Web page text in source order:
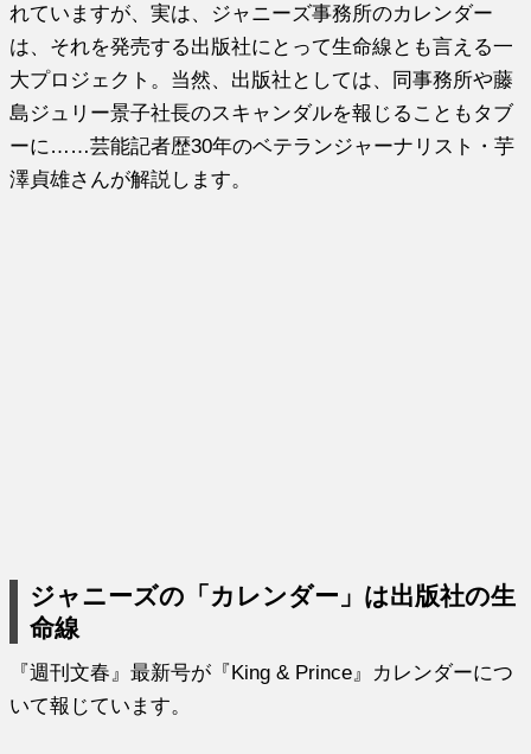
れていますが、実は、ジャニーズ事務所のカレンダー
は、それを発売する出版社にとって生命線とも言える一
大プロジェクト。当然、出版社としては、同事務所や藤
島ジュリー景子社長のスキャンダルを報じることもタブ
ーに……芸能記者歴30年のベテランジャーナリスト・芋
澤貞雄さんが解説します。
ジャニーズの「カレンダー」は出版社の生
命線
『週刊文春』最新号が『King & Prince』カレンダーにつ
いて報じています。